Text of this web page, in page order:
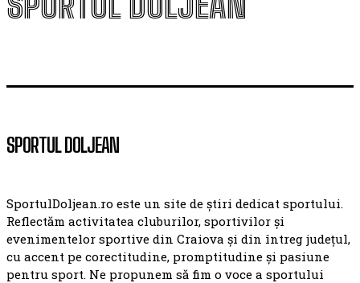
SPORTUL DOLJEAN
SportulDoljean.ro este un site de știri dedicat sportului.
Reflectăm activitatea cluburilor, sportivilor și
evenimentelor sportive din Craiova și din întreg județul,
cu accent pe corectitudine, promptitudine și pasiune
pentru sport. Ne propunem să fim o voce a sportului